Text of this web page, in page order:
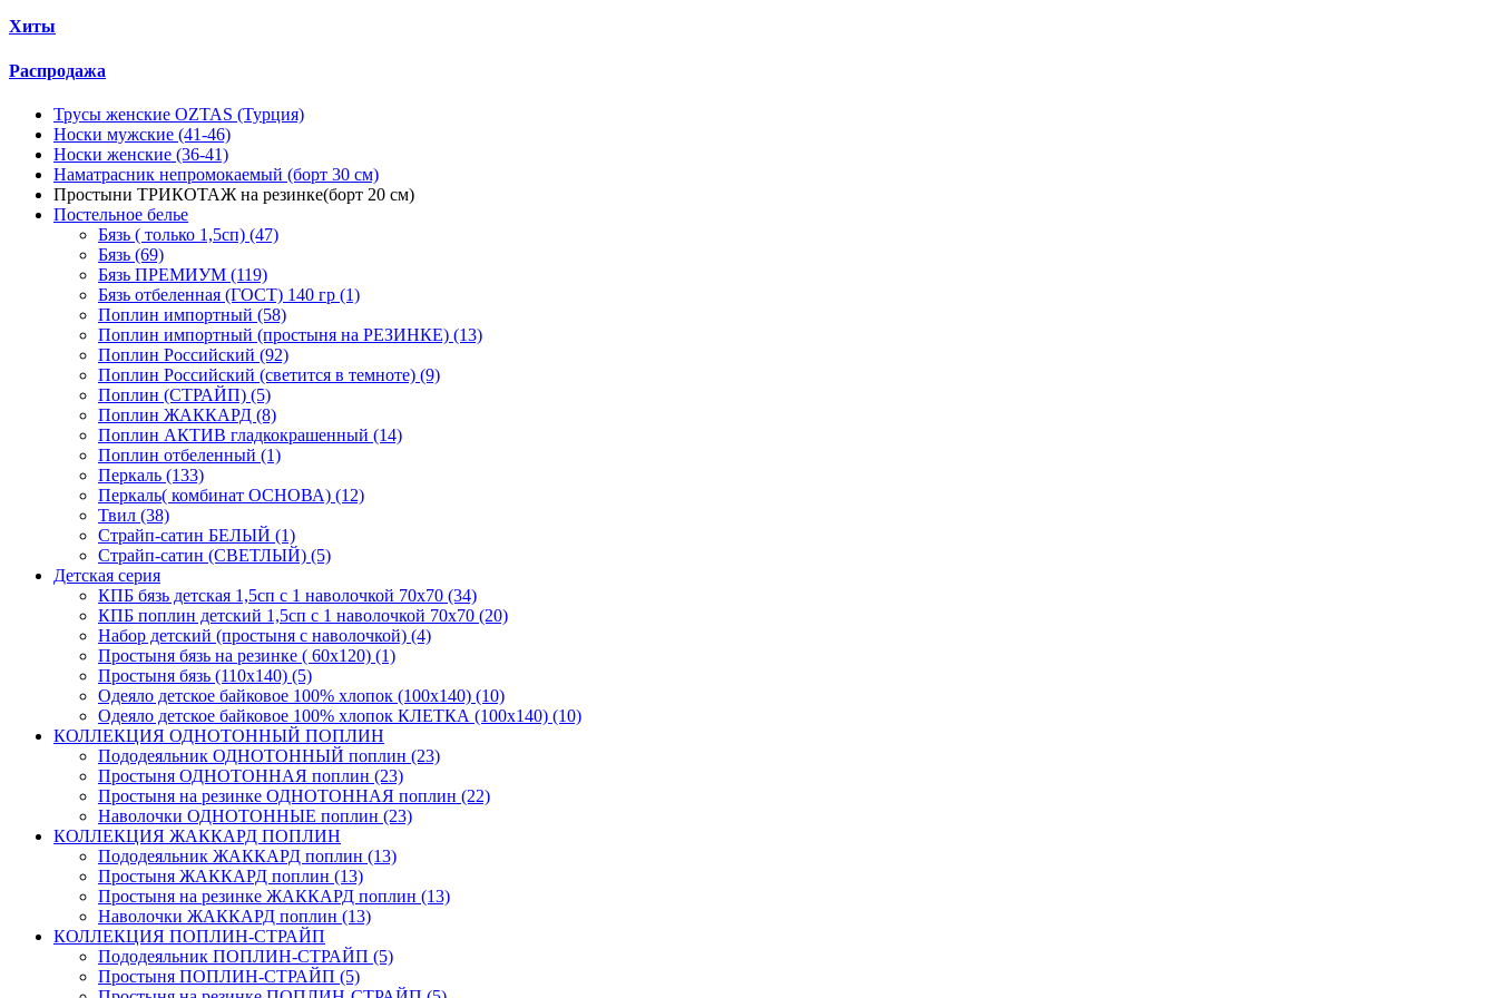
Хиты
Распродажа
Трусы женские OZTAS (Турция)
Носки мужские (41-46)
Носки женские (36-41)
Наматрасник непромокаемый (борт 30 см)
Простыни ТРИКОТАЖ на резинке(борт 20 см)
Постельное белье
Бязь ( только 1,5сп) (47)
Бязь (69)
Бязь ПРЕМИУМ (119)
Бязь отбеленная (ГОСТ) 140 гр (1)
Поплин импортный (58)
Поплин импортный (простыня на РЕЗИНКЕ) (13)
Поплин Российский (92)
Поплин Российский (светится в темноте) (9)
Поплин (СТРАЙП) (5)
Поплин ЖАККАРД (8)
Поплин АКТИВ гладкокрашенный (14)
Поплин отбеленный (1)
Перкаль (133)
Перкаль( комбинат ОСНОВА) (12)
Твил (38)
Страйп-сатин БЕЛЫЙ (1)
Страйп-сатин (СВЕТЛЫЙ) (5)
Детская серия
КПБ бязь детская 1,5сп с 1 наволочкой 70х70 (34)
КПБ поплин детский 1,5сп с 1 наволочкой 70х70 (20)
Набор детский (простыня с наволочкой) (4)
Простыня бязь на резинке ( 60х120) (1)
Простыня бязь (110х140) (5)
Одеяло детское байковое 100% хлопок (100х140) (10)
Одеяло детское байковое 100% хлопок КЛЕТКА (100х140) (10)
КОЛЛЕКЦИЯ ОДНОТОННЫЙ ПОПЛИН
Пододеяльник ОДНОТОННЫЙ поплин (23)
Простыня ОДНОТОННАЯ поплин (23)
Простыня на резинке ОДНОТОННАЯ поплин (22)
Наволочки ОДНОТОННЫЕ поплин (23)
КОЛЛЕКЦИЯ ЖАККАРД ПОПЛИН
Пододеяльник ЖАККАРД поплин (13)
Простыня ЖАККАРД поплин (13)
Простыня на резинке ЖАККАРД поплин (13)
Наволочки ЖАККАРД поплин (13)
КОЛЛЕКЦИЯ ПОПЛИН-СТРАЙП
Пододеяльник ПОПЛИН-СТРАЙП (5)
Простыня ПОПЛИН-СТРАЙП (5)